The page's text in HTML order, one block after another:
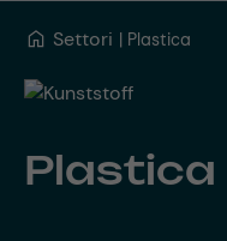
Settori Plastica
Plastica